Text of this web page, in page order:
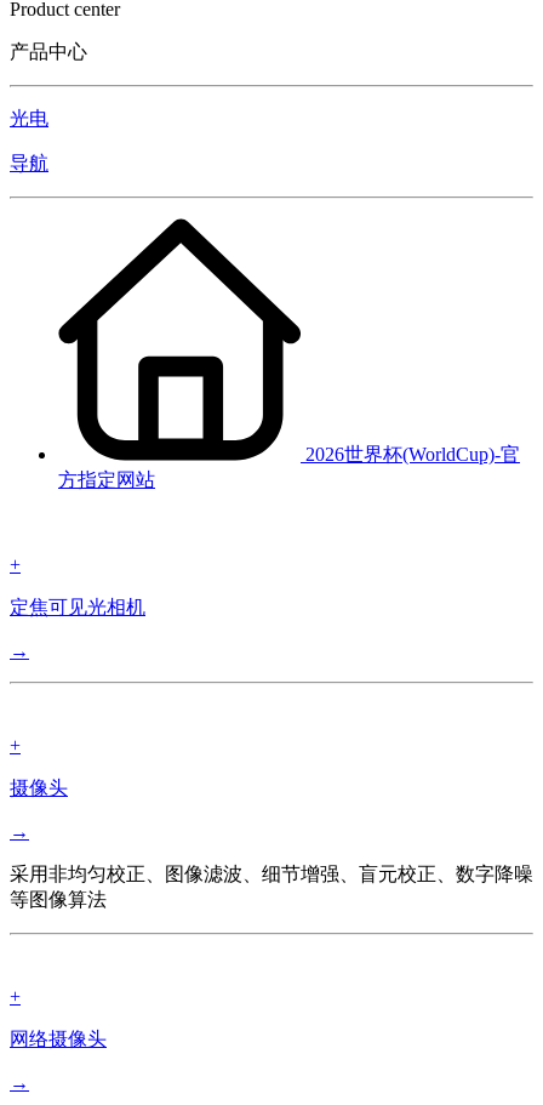
Product center
产品中心
光电
导航
2026世界杯(WorldCup)-官
方指定网站
+
定焦可见光相机
→
+
摄像头
→
采用非均匀校正、图像滤波、细节增强、盲元校正、数字降噪
等图像算法
+
网络摄像头
→